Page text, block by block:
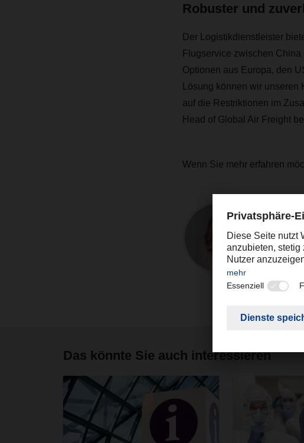
Robuster und
Der Logistikdienstleister
Flugservice zwischen
Optionen aus Europa, den
Lösung können wir
auf die Restriktionen im
Head of Global Air Freight
Wenn Sie mehr erfahren
Das könnte Sie auch interessieren